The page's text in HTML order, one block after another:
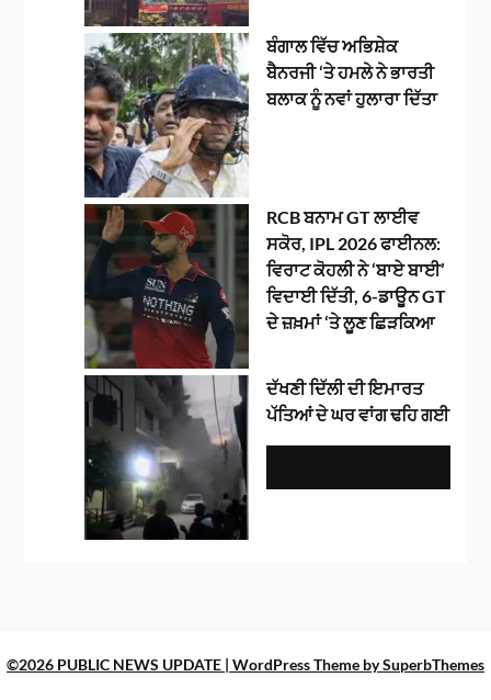
ਬੰਗਾਲ ਵਿੱਚ ਅਭਿਸ਼ੇਕ
ਬੈਨਰਜੀ ‘ਤੇ ਹਮਲੇ ਨੇ ਭਾਰਤੀ
ਬਲਾਕ ਨੂੰ ਨਵਾਂ ਹੁਲਾਰਾ ਦਿੱਤਾ
RCB ਬਨਾਮ GT ਲਾਈਵ
ਸਕੋਰ, IPL 2026 ਫਾਈਨਲ:
ਵਿਰਾਟ ਕੋਹਲੀ ਨੇ ‘ਬਾਏ ਬਾਈ’
ਵਿਦਾਈ ਦਿੱਤੀ, 6-ਡਾਊਨ GT
ਦੇ ਜ਼ਖ਼ਮਾਂ ‘ਤੇ ਲੂਣ ਛਿੜਕਿਆ
ਦੱਖਣੀ ਦਿੱਲੀ ਦੀ ਇਮਾਰਤ
ਪੱਤਿਆਂ ਦੇ ਘਰ ਵਾਂਗ ਢਹਿ ਗਈ
©2026 PUBLIC NEWS UPDATE | WordPress Theme bySuperbThemes